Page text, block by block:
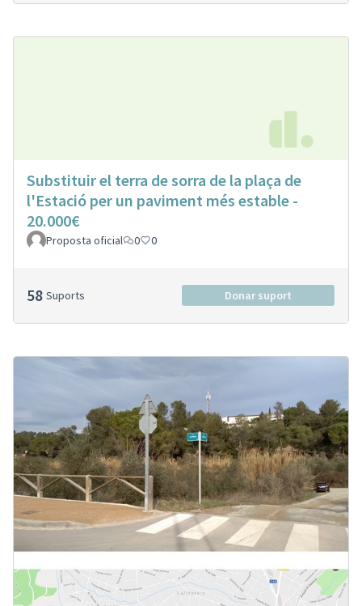
Substituir el terra de sorra de la plaça de
l'Estació per un paviment més estable -
20.000€
Proposta oficial 0 0
58 Suports Donar suport